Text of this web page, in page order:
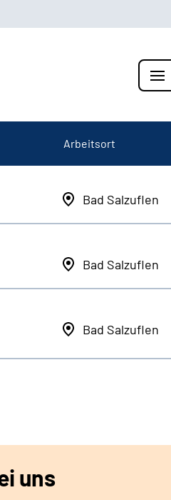
Arbeitsort
Bad Salzuflen
Bad Salzuflen
Bad Salzuflen
uns